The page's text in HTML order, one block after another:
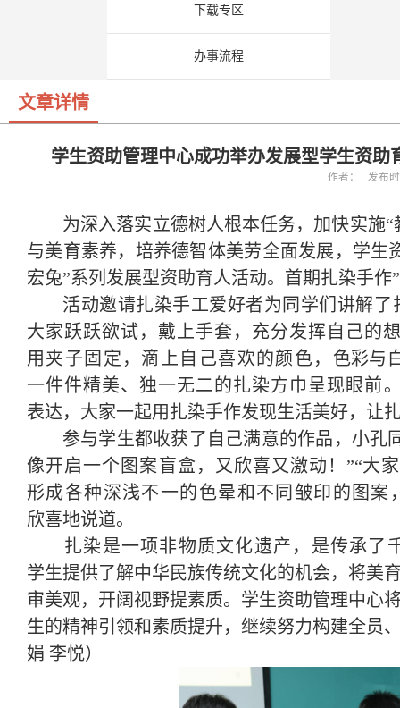
下载专区
办事流程
文章详情
学生资助管理中心成功举办发展型学生资
作者： 发布
为深入落实立德树人根本任务， 加快实施“
与美育素养， 培养德智体美劳全面发展， 学生
宏兔”系列发展型资助育人活动。首期扎染手作”
活动邀请扎染手工爱好者为 同学们 讲解了
大家跃跃欲试，戴上手套，充分发挥自己的
用 夹子 固定， 滴 上自己喜欢的颜色， 色彩与
一件件精美、独一无二的扎染方巾呈现眼前
表达，大家一起用扎染手作发现生活美好，让
参与学生都收获了自己满意的作品，小孔
像开启一个图案盲盒，又欣喜又激动 ！”“大
形成各种深浅不一的色晕和不同皱印的图案
欣喜地说道。
扎染是一项非物质文化遗产，是传承了
学生提供了解中华民族传统文化的机会，将美
审美观，开阔视野提素质。 学生资助管理中心
生的精神引领和素质提升，继续努力构建全员
娟 李悦）